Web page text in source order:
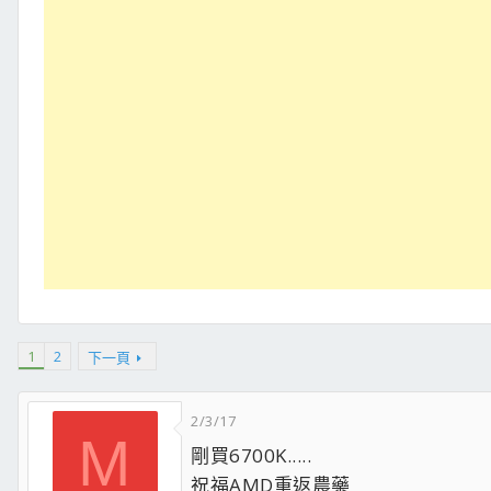
1 2 下一頁
M
2/3/17
剛買6700K.....
祝福AMD重返農藥